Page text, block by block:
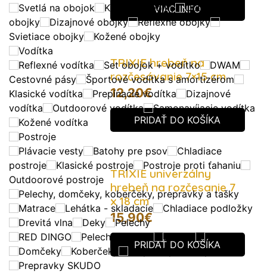
Svetlá na obojok
Klasické obojky
Outdoorové
obojky
Dizajnové obojky
Reflexné obojky
Svietiace obojky
Kožené obojky
Vodítka
Reflexné vodítka
Set obojok + vodítko
DWAM
Cestovné pásy
Športové vodítka s amortizérom
Klasické vodítka
Prepínacie vodítka
Dizajnové
vodítka
Outdoorové vodítka
Samonavíjacie vodítka
Kožené vodítka
Postroje
Plávacie vesty
Batohy pre psov
Chladiace
postroje
Klasické postroje
Postroje proti ťahaniu
Outdoorové postroje
Pelechy, domčeky, koberčeky, prepravky a tašky
Matrace
Lehátka - skladacie
Chladiace podložky
Drevitá vlna
Deky
Pelechy
RED DINGO
Pelechy do auta PETKIT
REEDOG
Domčeky
Koberčeky
Prepravky a tašky
Prepravky SKUDO
VIAC INFO
TRIXIE hrebeň na
rozčesávanie 7×15 cm
12,20€
PRIDAŤ DO KOŠÍKA
TRIXIE univerzálny
hrebeň na rozčesanie 7
x 18 cm
15,90€
PRIDAŤ DO KOŠÍKA